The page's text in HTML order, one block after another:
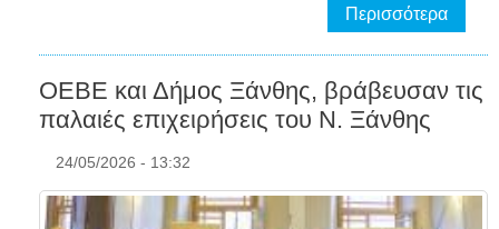
Περισσότερα
ΟΕΒΕ και Δήμος Ξάνθης, βράβευσαν τις
παλαιές επιχειρήσεις του Ν. Ξάνθης
24/05/2026 - 13:32